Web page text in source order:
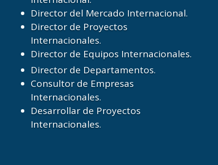
Director del Mercado Internacional.
Director de Proyectos
Internacionales.
Director de Equipos Internacionales.
Director de Departamentos.
Consultor de Empresas
Internacionales.
Desarrollar de Proyectos
Internacionales.